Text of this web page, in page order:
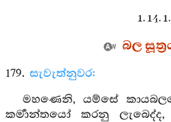
1. 14. 1.
බල
179. සැවැත්නුවර:
මහණෙනි, යම්සේ
කර්‍මාන්තයෝ කරනු